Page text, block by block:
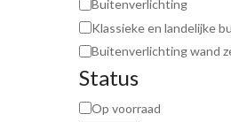
Buitenverlichting
Klassieke en landelijke
Buitenverlichting wand
Status
Op voorraad